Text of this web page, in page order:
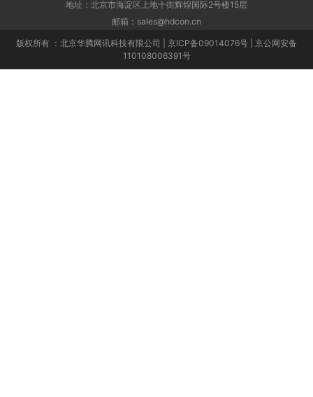
地址：北京市海淀区上地十街辉煌国际2号楼15层
邮箱：sales@hdcon.cn
版权所有 ：北京华腾网讯科技有限公司 | 京ICP备09014076号 | 京公网安备
110108006391号